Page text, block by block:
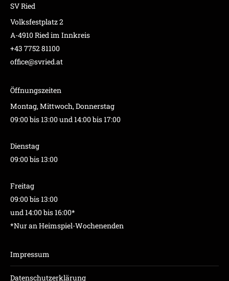
SV Ried
Volksfestplatz 2
A-4910 Ried im Innkreis
+43 7752 81100
office@svried.at
Öffnungszeiten
Montag, Mittwoch, Donnerstag
09:00 bis 13:00 und 14:00 bis 17:00
Dienstag
09:00 bis 13:00
Freitag
09:00 bis 13:00
und 14:00 bis 16:00*
*Nur an Heimspiel-Wochenenden
Impressum
Datenschutzerklärung